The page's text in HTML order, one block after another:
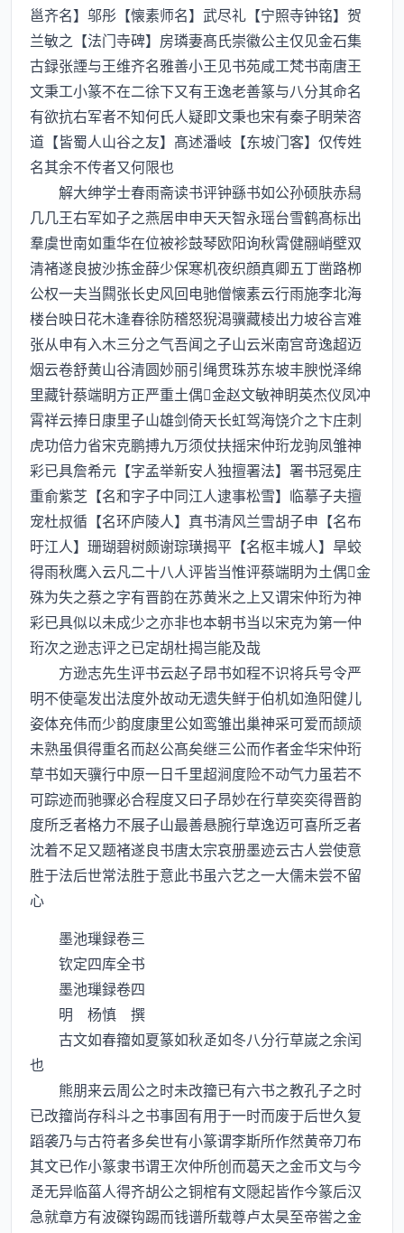
邕齐名】邬彤【懐素师名】武尽礼【宁照寺钟铭】贺
兰敏之【法门寺碑】房璘妻髙氏崇徽公主仅见金石集
古録张諲与王维齐名雅善小王见书苑咸工梵书南唐王
文秉工小篆不在二徐下又有王逸老善篆与八分其命名
有欲抗右军者不知何氏人疑即文秉也宋有秦子眀荣咨
道【皆蜀人山谷之友】髙述潘岐【东坡门客】仅传姓
名其余不传者又何限也
解大绅学士春雨斋读书评钟繇书如公孙硕肤赤舄
几几王右军如子之燕居申申天天智永瑶台雪鹤髙标出
羣虞世南如重华在位被袗鼓琴欧阳询秋霄健翮峭壁双
清褚遂良披沙拣金薛少保寒机夜织顔真卿五丁凿路栁
公权一夫当闗张长史风回电驰僧懐素云行雨施李北海
楼台映日花木逢春徐防稽怒猊渴骥藏棱出力坡谷言难
张从申有入木三分之气吾闻之子山云米南宫竒逸超迈
烟云卷舒黄山谷清圆妙丽引绳贯珠苏东坡丰腴悦泽绵
里藏针蔡端眀方正严重土偶金赵文敏神眀英杰仪凤冲
霄祥云捧日康里子山雄剑倚天长虹驾海饶介之卞庄刺
虎功倍力省宋克鹏搏九万须仗扶摇宋仲珩龙驹凤雏神
彩已具詹希元【字孟举新安人独擅署法】署书冠冕庄
重俞紫芝【名和字子中同江人逮事松雪】临摹子夫擅
宠杜叔循【名环庐陵人】真书清风兰雪胡子申【名布
旴江人】珊瑚碧树颇谢琮璜揭平【名枢丰城人】旱蛟
得雨秋鹰入云凡二十八人评皆当惟评蔡端眀为土偶金
殊为失之蔡之字有晋韵在苏黄米之上又谓宋仲珩为神
彩已具似以未成少之亦非也本朝书当以宋克为第一仲
珩次之逊志评之已定胡杜揭岂能及哉
方逊志先生评书云赵子昂书如程不识将兵号令严
明不使毫发出法度外故动无遗失鲜于伯机如渔阳健儿
姿体充伟而少韵度康里公如鸾雏出巢神采可爱而颉颃
未熟虽俱得重名而赵公髙矣继三公而作者金华宋仲珩
草书如天骥行中原一日千里超涧度险不动气力虽若不
可踪迹而驰骤必合程度又曰子昂妙在行草奕奕得晋韵
度所乏者格力不展子山最善悬腕行草逸迈可喜所乏者
沈着不足又题褚遂良书唐太宗哀册墨迹云古人尝使意
胜于法后世常法胜于意此书虽六艺之一大儒未尝不留
心
墨池璅録卷三
钦定四库全书
墨池璅録卷四
明 杨慎 撰
古文如春籀如夏篆如秋如冬八分行草嵗之余闰
也
熊朋来云周公之时未改籀已有六书之教孔子之时
已改籀尚存科斗之书事固有用于一时而废于后世久复
蹈袭乃与古符者多矣世有小篆谓李斯所作然黄帝刀布
其文已作小篆隶书谓王次仲所创而葛天之金币文与今
无异临菑人得齐胡公之铜棺有文隠起皆作今篆后汉
急就章方有波磔钩踢而钱谱所载尊卢太昊至帝喾之金